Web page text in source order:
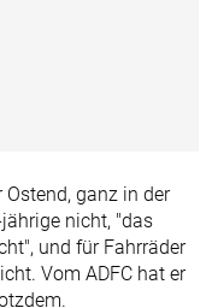
ganz in der
nicht, "das
und für Fahrräder
Vom ADFC hat er